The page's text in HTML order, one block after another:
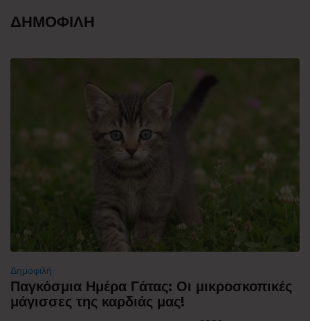
ΔΗΜΟΦΙΛΗ
Δημοφιλή
Παγκόσμια Ημέρα Γάτας: Οι μικροσκοπικές
μάγισσες της καρδιάς μας!